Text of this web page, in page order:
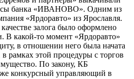
банка «ИВАНОВО». Одним из
«Ярдоравто» из Ярославля.
залога было оформлено
В какой-то момент «Ярдоравто»
в отношении него была начата
рамках этой процедуры с торгов
По закону, КБ
конкурсный управляющий в